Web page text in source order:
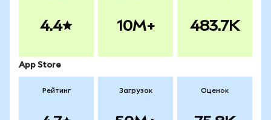
4.4 10M+ 483.7K
App Store
Рейтинг Загрузок Оценок